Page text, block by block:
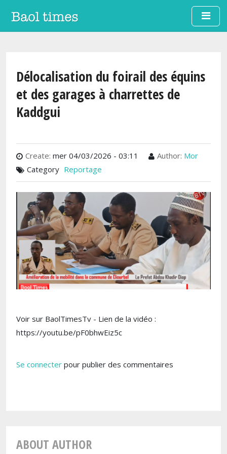
Aller au contenu principal
Délocalisation du foirail des équins
et des garages à charrettes de
Kaddgui
Create: mer 04/03/2026 - 03:11 Author: Mor
Category Reportage
Voir sur BaolTimesTv - Lien de la vidéo :
https://youtu.be/pF0bhwEiz5c
Se connecter pour publier des commentaires
ABOUT AUTHOR